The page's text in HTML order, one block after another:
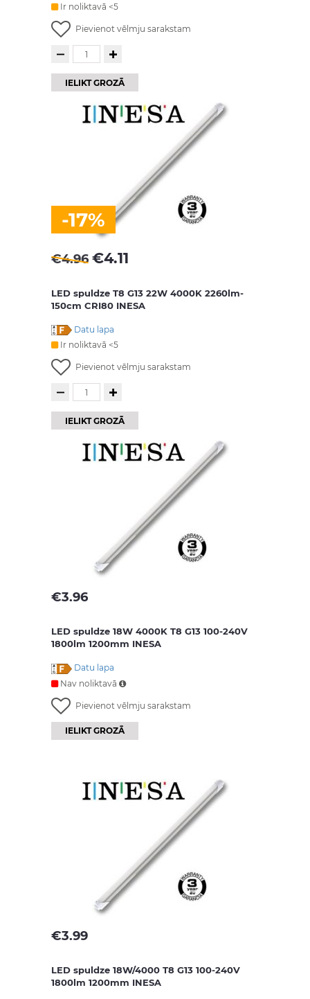
Ir noliktavā <5
Pievienot vēlmju sarakstam
IELIKT GROZĀ
-17%
€4.96 €4.11
LED spuldze T8 G13 22W 4000K 2260lm-
150cm CRI80 INESA
Datu lapa
Ir noliktavā <5
Pievienot vēlmju sarakstam
IELIKT GROZĀ
€3.96
LED spuldze 18W 4000K T8 G13 100-240V
1800lm 1200mm INESA
Datu lapa
Nav noliktavā
Pievienot vēlmju sarakstam
IELIKT GROZĀ
€3.99
LED spuldze 18W/4000 T8 G13 100-240V
1800lm 1200mm INESA